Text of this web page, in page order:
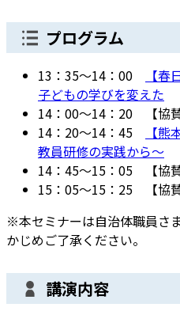
プログラム
13：35～14：00
【
子どもの学びを変えた
14：00～14：20 【協
14：20～14：45
【
教員研修の実践から～
14：45～15：05 【協
15：05～15：25 【協
※本セミナーは自治体職員さ
かじめご了承ください。
講演内容